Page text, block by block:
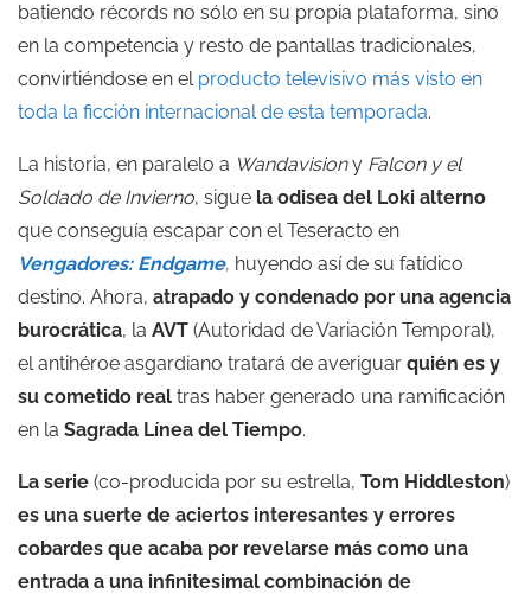
batiendo récords no sólo en su propia plataforma, sino
en la competencia y resto de pantallas tradicionales,
convirtiéndose en el producto televisivo más visto en
toda la ficción internacional de esta temporada.
La historia, en paralelo a Wandavisiony Falcon y el
Soldado de Invierno, sigue la odisea del Loki alterno
que conseguía escapar con el Teseracto en
Vengadores: Endgame, huyendo así de su fatídico
destino. Ahora, atrapado y condenado por una agencia
burocrática, la AVT (Autoridad de Variación Temporal),
el antihéroe asgardiano tratará de averiguar quién es y
su cometido real tras haber generado una ramificación
en la Sagrada Línea del Tiempo.
La serie (co-producida por su estrella, Tom Hiddleston)
es una suerte de aciertos interesantes y errores
cobardes que acaba por revelarse más como una
entrada a una infinitesimal combinación de